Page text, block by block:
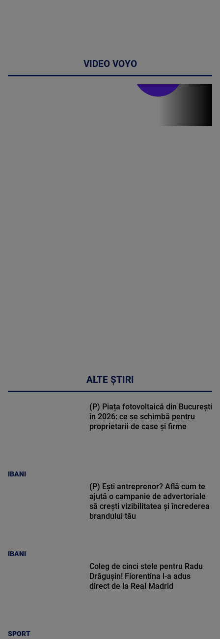
VIDEO VOYO
ALTE ȘTIRI
IBANI
(P) Piața fotovoltaică din București
în 2026: ce se schimbă pentru
proprietarii de case și firme
IBANI
(P) Ești antreprenor? Află cum te
ajută o campanie de advertoriale
să crești vizibilitatea și încrederea
brandului tău
SPORT
Coleg de cinci stele pentru Radu
Drăgușin! Fiorentina l-a adus
direct de la Real Madrid